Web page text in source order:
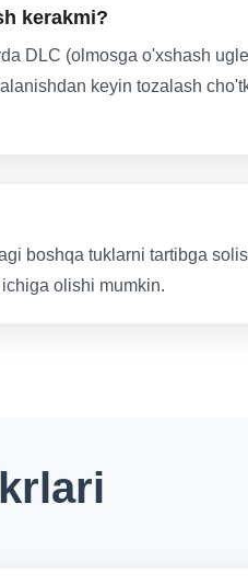
kerakmi?
DLC (olmosga o'xshash
keyin tozalash
boshqa tuklarni tartibga
olishi mumkin.